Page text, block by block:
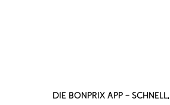
DIE BONPRIX APP –